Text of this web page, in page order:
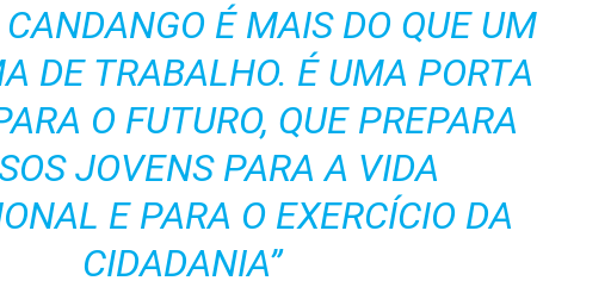
É MAIS DO QUE UM
DE TRABALHO. É UMA PORTA
O FUTURO, QUE PREPARA
JOVENS PARA A VIDA
E PARA O EXERCÍCIO DA
CIDADANIA”